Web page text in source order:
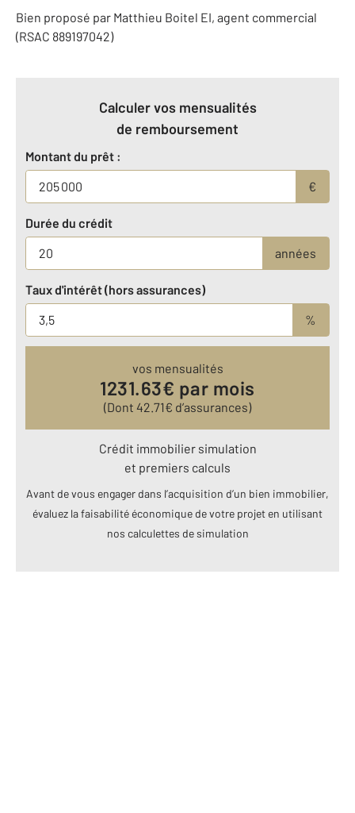
Bien proposé par Matthieu Boitel EI, agent commercial
(RSAC 889197042)
Calculer vos mensualités
de remboursement
Montant du prêt :
€
Durée du crédit
années
Taux d'intérêt (hors assurances)
%
vos mensualités
1231.63€ par mois
(Dont 42.71€ d’assurances)
Crédit immobilier simulation
et premiers calculs
Avant de vous engager dans l’acquisition d’un bien immobilier,
évaluez la faisabilité économique de votre projet en utilisant
nos calculettes de simulation